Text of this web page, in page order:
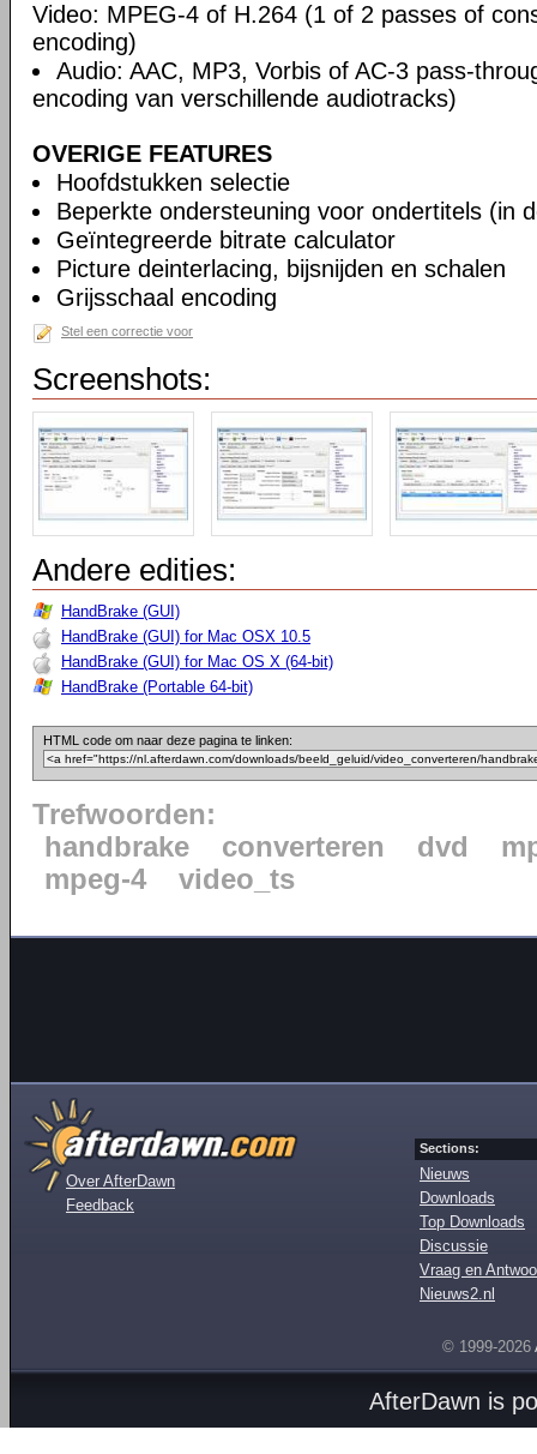
Video: MPEG-4 of H.264 (1 of 2 passes of
encoding)
Audio: AAC, MP3, Vorbis of AC-3 pass-
encoding van verschillende audiotracks)
OVERIGE FEATURES
Hoofdstukken selectie
Beperkte ondersteuning voor ondertitels (in
Geïntegreerde bitrate calculator
Picture deinterlacing, bijsnijden en schalen
Grijsschaal encoding
Stel een correctie voor
Screenshots:
Andere edities:
HandBrake (GUI)
HandBrake (GUI) for Mac OSX 10.5
HandBrake (GUI) for Mac OS X (64-bit)
HandBrake (Portable 64-bit)
HTML code om naar deze pagina te linken:
Trefwoorden:
handbrake
converteren dvd
mpeg-4
video_ts
Over AfterDawn
Feedback
Sections:
Nieuws
Downloads
Top Downloads
Discussie
Vraag en
Nieuws2.nl
© 1999-2026
AfterDawn is